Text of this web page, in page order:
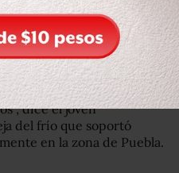
camino junto a otros tres
a que mucha gente nos
pueblo, y también
dice el joven
del frío que soportó
en la zona de Puebla.